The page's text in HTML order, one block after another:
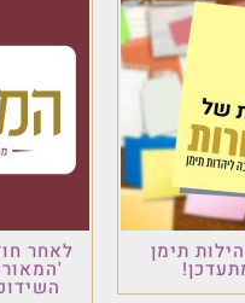
לאחר חודשים של
'המאורשים' יוצא
השידוכים שכולם